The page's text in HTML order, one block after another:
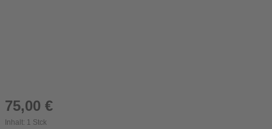
Regulärer Preis:
75,00 €
Inhalt: 1 Stck